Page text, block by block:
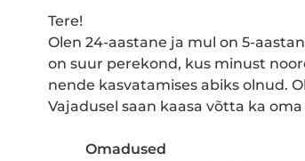
Tere!
Olen 24-aastane ja mul on 5-
on suur perekond, kus minust
nende kasvatamises abiks olnud.
Vajadusel saan kaasa võtta ka
Omadused